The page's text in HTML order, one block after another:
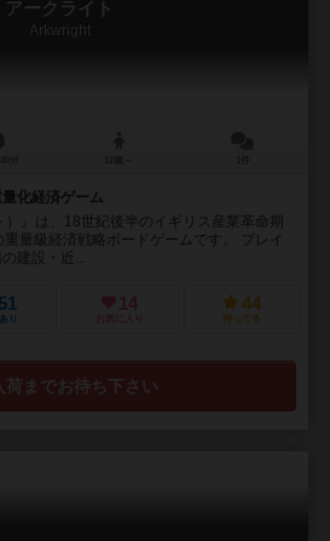
アークライト
Arkwright
化経済ゲーム
）』は、18世紀後半のイギリス産業革命期
量級経済戦略ボードゲームです。 プレイ
建設・近...
51
り
14
お気に入り
44
持ってる
荷までお待ち下さい